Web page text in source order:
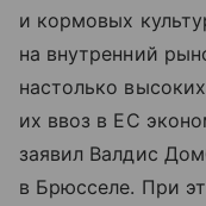
и кормовых
на внутренний
настолько
их ввоз в ЕС
заявил Валдис
в Брюсселе. При